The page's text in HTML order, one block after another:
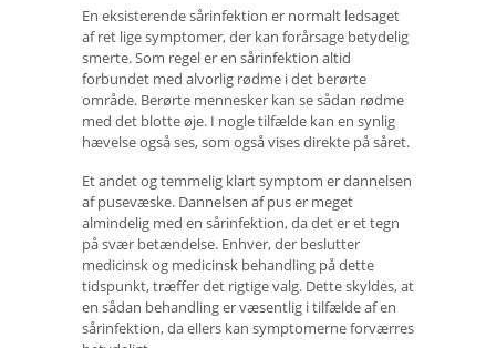
En eksisterende sårinfektion er normalt ledsaget
af ret lige symptomer, der kan forårsage betydelig
smerte. Som regel er en sårinfektion altid
forbundet med alvorlig rødme i det berørte
område. Berørte mennesker kan se sådan rødme
med det blotte øje. I nogle tilfælde kan en synlig
hævelse også ses, som også vises direkte på såret.
Et andet og temmelig klart symptom er dannelsen
af ​​pusevæske. Dannelsen af ​​pus er meget
almindelig med en sårinfektion, da det er et tegn
på svær betændelse. Enhver, der beslutter
medicinsk og medicinsk behandling på dette
tidspunkt, træffer det rigtige valg. Dette skyldes, at
en sådan behandling er væsentlig i tilfælde af en
sårinfektion, da ellers kan symptomerne forværres